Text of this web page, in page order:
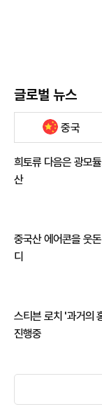
글로벌 뉴스
중국
희토류 다음은 광모
산
중국산 에어콘을 웃
디
스티븐 로치 '과거의
진행중